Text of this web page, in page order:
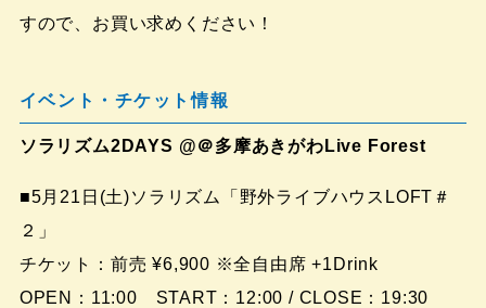
すので、お買い求めください！
イベント・チケット情報
ソラリズム2DAYS @＠多摩あきがわLive Forest
■5月21日(土)ソラリズム「野外ライブハウスLOFT＃
２」
チケット：前売 ¥6,900 ※全自由席 +1Drink
OPEN：11:00 START：12:00 / CLOSE：19:30